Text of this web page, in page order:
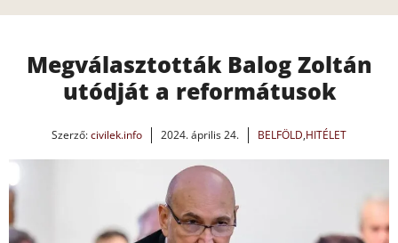
Megválasztották Balog Zoltán
utódját a reformátusok
Szerző:civilek.info 2024. április 24. BELFÖLD,HITÉLET